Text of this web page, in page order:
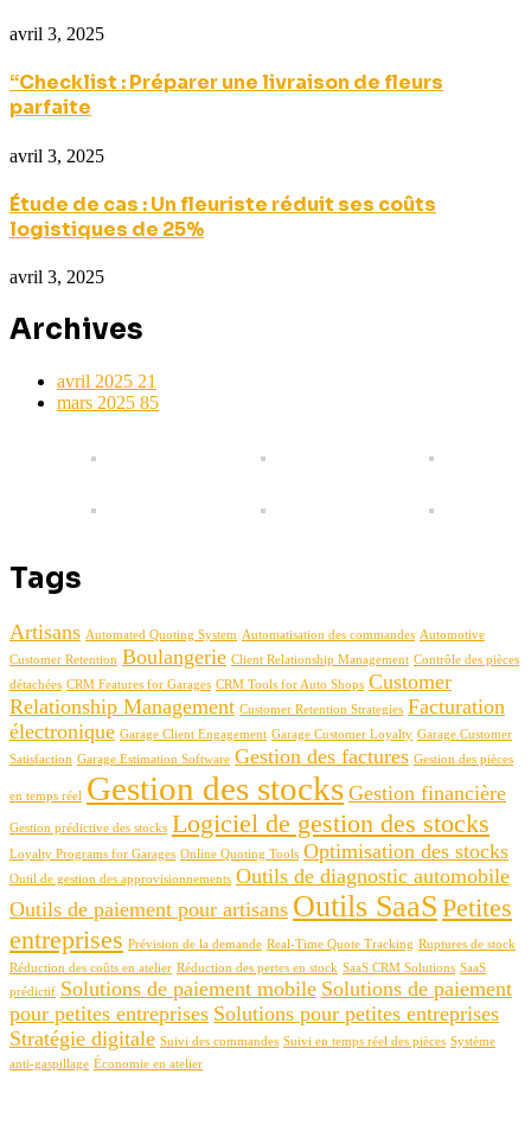
avril 3, 2025
“Checklist : Préparer une livraison de fleurs
parfaite
avril 3, 2025
Étude de cas : Un fleuriste réduit ses coûts
logistiques de 25%
avril 3, 2025
Archives
avril 2025 21
mars 2025 85
Tags
Artisans Automated Quoting System Automatisation des commandes Automotive
Customer Retention Boulangerie Client Relationship Management Contrôle des pièces
détachées CRM Features for Garages CRM Tools for Auto Shops Customer
Relationship Management Customer Retention Strategies Facturation
électronique Garage Client Engagement Garage Customer Loyalty Garage Customer
Satisfaction Garage Estimation Software Gestion des factures Gestion des pièces
en temps réel Gestion des stocks Gestion financière
Gestion prédictive des stocks Logiciel de gestion des stocks
Loyalty Programs for Garages Online Quoting Tools Optimisation des stocks
Outil de gestion des approvisionnements Outils de diagnostic automobile
Outils de paiement pour artisans Outils SaaS Petites
entreprises Prévision de la demande Real-Time Quote Tracking Ruptures de stock
Réduction des coûts en atelier Réduction des pertes en stock SaaS CRM Solutions SaaS
prédictif Solutions de paiement mobile Solutions de paiement
pour petites entreprises Solutions pour petites entreprises
Stratégie digitale Suivi des commandes Suivi en temps réel des pièces Système
anti-gaspillage Économie en atelier